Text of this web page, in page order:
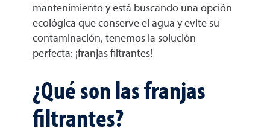
mantenimiento y está buscando una opción
ecológica que conserve el agua y evite su
contaminación, tenemos la solución
perfecta: ¡franjas filtrantes!
¿Qué son las franjas
filtrantes?